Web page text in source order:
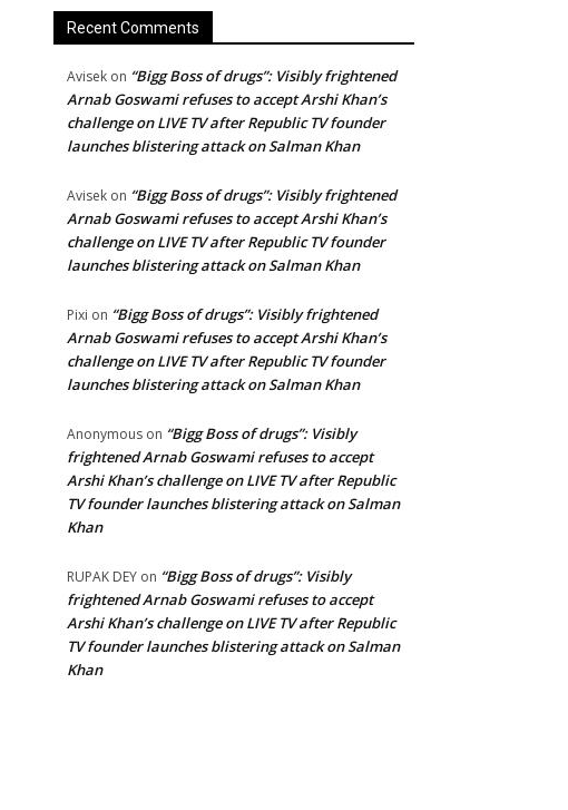
Recent Comments
Avisek on “Bigg Boss of drugs”: Visibly frightened
Arnab Goswami refuses to accept Arshi Khan’s
challenge on LIVE TV after Republic TV founder
launches blistering attack on Salman Khan
Avisek on “Bigg Boss of drugs”: Visibly frightened
Arnab Goswami refuses to accept Arshi Khan’s
challenge on LIVE TV after Republic TV founder
launches blistering attack on Salman Khan
Pixi on “Bigg Boss of drugs”: Visibly frightened
Arnab Goswami refuses to accept Arshi Khan’s
challenge on LIVE TV after Republic TV founder
launches blistering attack on Salman Khan
Anonymous on “Bigg Boss of drugs”: Visibly
frightened Arnab Goswami refuses to accept
Arshi Khan’s challenge on LIVE TV after Republic
TV founder launches blistering attack on Salman
Khan
RUPAK DEY on “Bigg Boss of drugs”: Visibly
frightened Arnab Goswami refuses to accept
Arshi Khan’s challenge on LIVE TV after Republic
TV founder launches blistering attack on Salman
Khan